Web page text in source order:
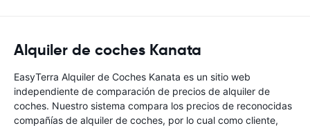
Alquiler de coches Kanata
EasyTerra Alquiler de Coches Kanata es un sitio web
independiente de comparación de precios de alquiler de
coches. Nuestro sistema compara los precios de reconocidas
compañías de alquiler de coches, por lo cual como cliente,